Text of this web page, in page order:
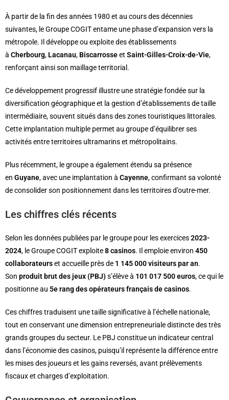
À partir de la fin des années 1980 et au cours des décennies
suivantes, le Groupe COGIT entame une phase d’expansion vers la
métropole. Il développe ou exploite des établissements
à Cherbourg, Lacanau, Biscarrosseet Saint-Gilles-Croix-de-Vie,
renforçant ainsi son maillage territorial.
Ce développement progressif illustre une stratégie fondée sur la
diversification géographique et la gestion d’établissements de taille
intermédiaire, souvent situés dans des zones touristiques littorales.
Cette implantation multiple permet au groupe d’équilibrer ses
activités entre territoires ultramarins et métropolitains.
Plus récemment, le groupe a également étendu sa présence
en Guyane, avec une implantation à Cayenne, confirmant sa volonté
de consolider son positionnement dans les territoires d’outre-mer.
Les chiffres clés récents
Selon les données publiées par le groupe pour les exercices2023-
2024, le Groupe COGIT exploite8 casinos. Il emploie environ 450
collaborateurset accueille près de 1 145 000 visiteurs par an.
Son produit brut des jeux (PBJ) s’élève à 101 017 500 euros, ce qui le
positionne au 5e rang des opérateurs français de casinos.
Ces chiffres traduisent une taille significative à l’échelle nationale,
tout en conservant une dimension entrepreneuriale distincte des très
grands groupes du secteur. Le PBJ constitue un indicateur central
dans l’économie des casinos, puisqu’il représente la différence entre
les mises des joueurs et les gains reversés, avant prélèvements
fiscaux et charges d’exploitation.